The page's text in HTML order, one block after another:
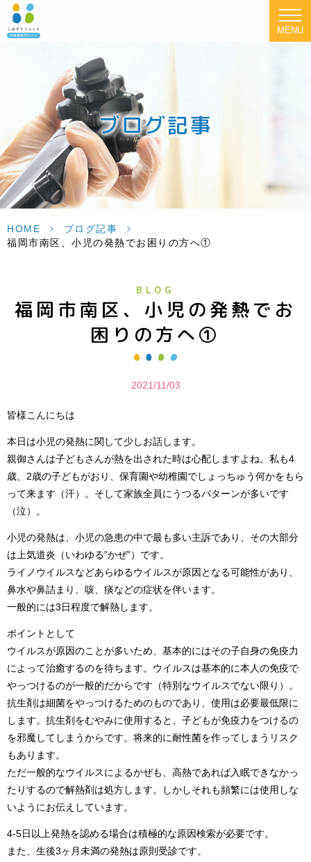
MENU
ブログ記事
HOME > ブログ記事
>
福岡市南区、小児の発熱でお困りの方へ①
BLOG
福岡市南区、小児の発熱でお
困りの方へ①
2021/11/03
皆様こんにちは
本日は小児の発熱に関して少しお話します。
親御さんは子どもさんが熱を出された時は心配しますよね。私も4
歳、2歳の子どもがおり、保育園や幼稚園でしょっちゅう何かをもら
って来ます（汗）。そして家族全員にうつるパターンが多いです
（泣）。
小児の発熱は、小児の急患の中で最も多い主訴であり、その大部分
は上気道炎（いわゆる”かぜ”）です。
ライノウイルスなどあらゆるウイルスが原因となる可能性があり、
鼻水や鼻詰まり、咳、痰などの症状を伴います。
一般的には3日程度で解熱します。
ポイントとして
ウイルスが原因のことが多いため、基本的にはその子自身の免疫力
によって治癒するのを待ちます。ウイルスは基本的に本人の免疫で
やっつけるのが一般的だからです（特別なウイルスでない限り）。
抗生剤は細菌をやっつけるためのものであり、使用は必要最低限に
します。抗生剤をむやみに使用すると、子どもが免疫力をつけるの
を邪魔してしまうからです。将来的に耐性菌を作ってしまうリスク
もあります。
ただ一般的なウイルスによるかぜも、高熱であれば入眠できなかっ
たりするので解熱剤は処方します。しかしそれも頻繁には使用しな
いようにお伝えしています。
4-5日以上発熱を認める場合は積極的な原因検索が必要です。
また、生後3ヶ月未満の発熱は原則受診です。